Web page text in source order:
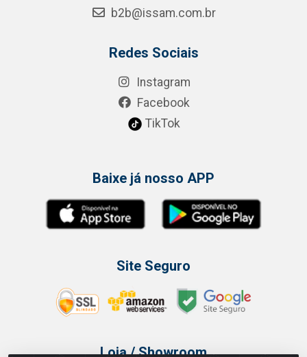
b2b@issam.com.br
Redes Sociais
Instagram
Facebook
TikTok
Baixe já nosso APP
Site Seguro
Loja / Showroom